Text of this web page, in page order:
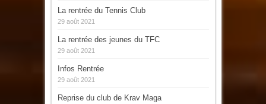
La rentrée du Tennis Club
29 août 2021
La rentrée des jeunes du TFC
29 août 2021
Infos Rentrée
29 août 2021
Reprise du club de Krav Maga